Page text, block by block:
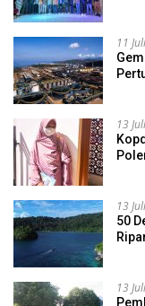
11
13
13
50
13